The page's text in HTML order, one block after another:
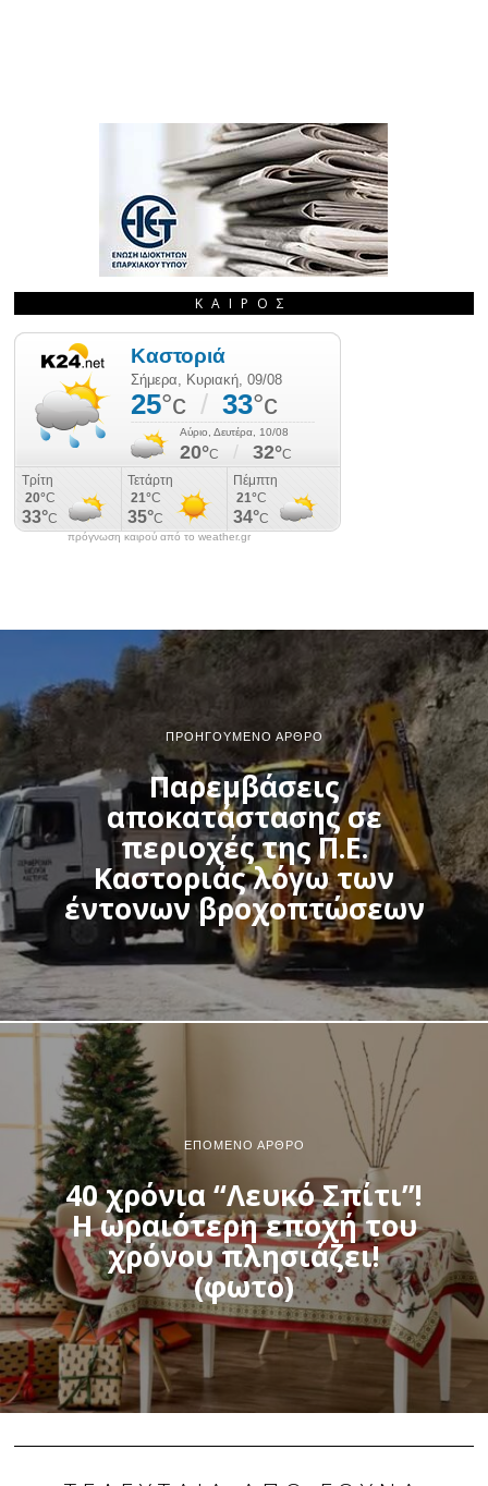
ΚΑΙΡΌΣ
πρόγνωση καιρού από το weather.gr
ΠΡΟΗΓΟΎΜΕΝΟ ΆΡΘΡΟ
Παρεμβάσεις
αποκατάστασης σε
περιοχές της Π.Ε.
Καστοριάς λόγω των
έντονων βροχοπτώσεων
ΕΠΌΜΕΝΟ ΆΡΘΡΟ
40 χρόνια “Λευκό Σπίτι”!
Η ωραιότερη εποχή του
χρόνου πλησιάζει!
(φωτο)